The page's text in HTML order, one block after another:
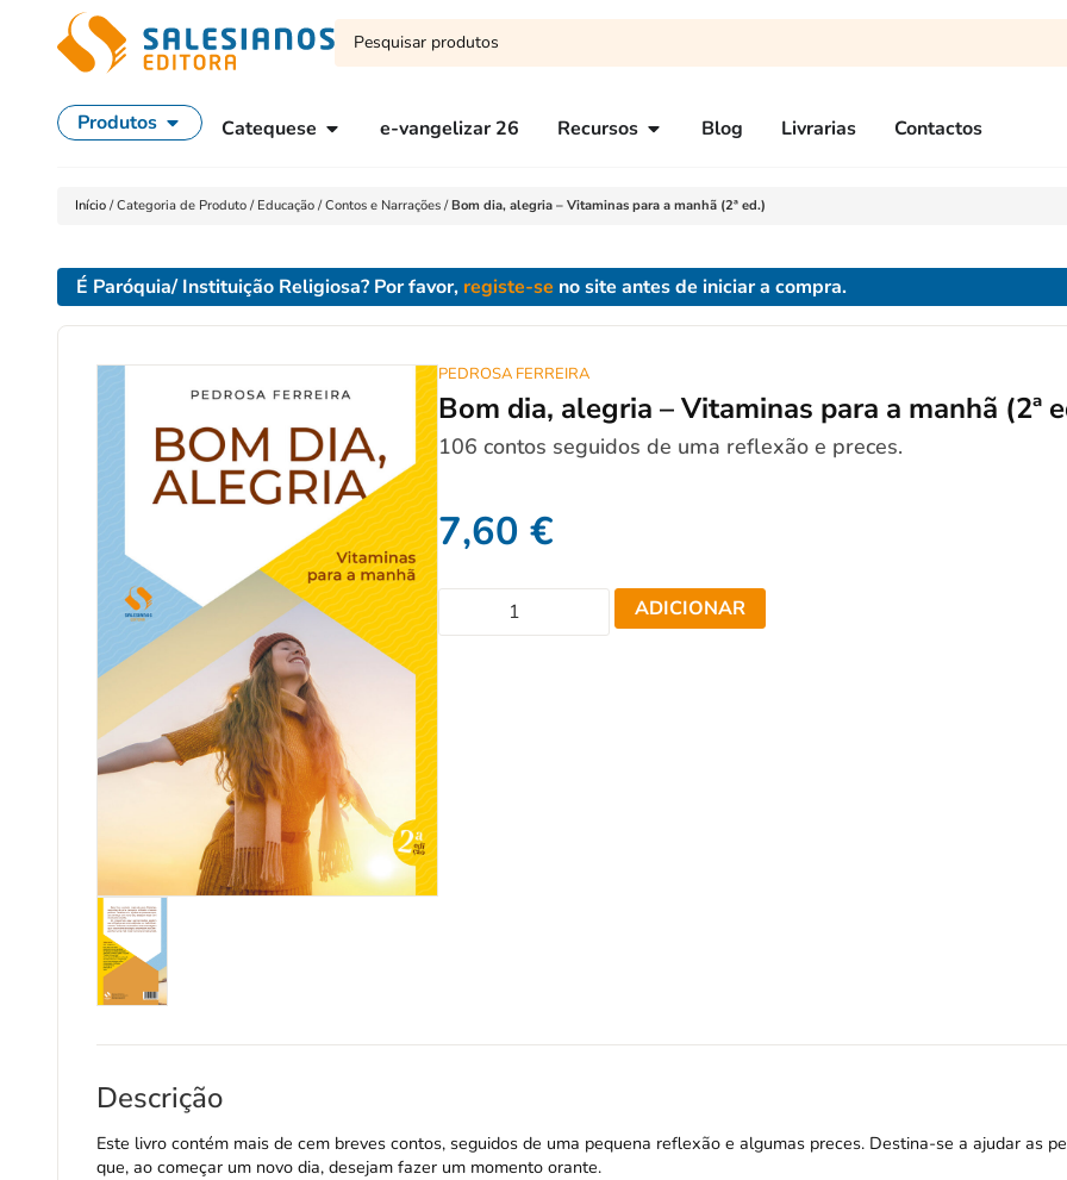
Produtos Catequese e-vangelizar 26 Recursos Blog Livrarias Contactos
Início /Categoria de Produto / Educação /Contos e Narrações /Bom dia, alegria – Vitaminas para a manhã (2ª ed.)
É Paróquia/ Instituição Religiosa? Por favor, registe-se no site antes de iniciar a compra.
PEDROSA FERREIRA
Bom dia, alegria – Vitaminas para a manhã (2ª
106 contos seguidos de uma reflexão e preces.
7,60€
ADICIONAR
Descrição
Este livro contém mais de cem breves contos, seguidos de uma pequena reflexão e algumas preces. Destina-se a ajudar as
que, ao começar um novo dia, desejam fazer um momento orante.